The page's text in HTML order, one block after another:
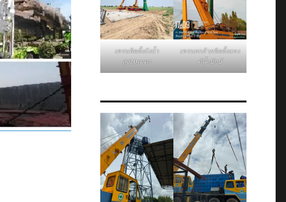
เครนติดตั้งถังน้ำ
สูง20เมตร
เครนยกย้ายติดตั้งแทง
ค์น้ำยักษ์